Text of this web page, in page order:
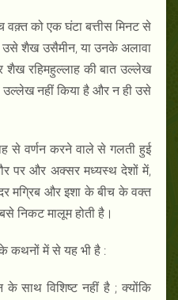
को एक घंटा बत्तीस मिनट से
उसे शैख उसैमीन, या उनके अलावा
रहिमहुल्लाह की बात उल्लेख
नहीं किया है और न ही उसे
से वर्णन करने वाले से गलती हुई
पर और अक्सर मध्यस्थ देशों में,
मग्रिब और इशा के बीच के वक्त
निकट मालूम होती है।
कथनों में से यह भी है :
साथ विशिष्ट नहीं है ; क्योंकि